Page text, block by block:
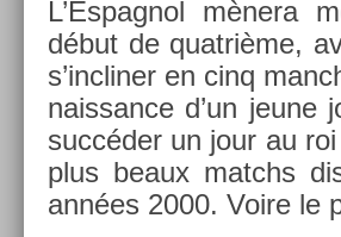
L’Es­pagnol mènera
début de quat­rième,
s’inclin­er en cinq
nais­sance d’un
succéder un jour au
plus beaux matchs
années 2000. Voire le